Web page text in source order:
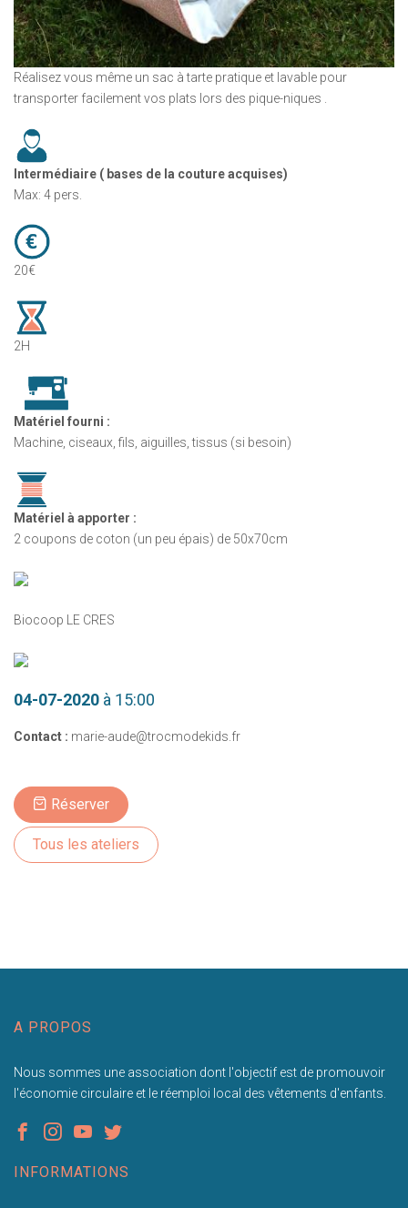
Réalisez vous même un sac à tarte pratique et lavable pour
transporter facilement vos plats lors des pique-niques .
Intermédiaire ( bases de la couture acquises)
Max: 4 pers.
20€
2H
Matériel fourni :
Machine, ciseaux, fils, aiguilles, tissus (si besoin)
Matériel à apporter :
2 coupons de coton (un peu épais) de 50x70cm
Biocoop LE CRES
04-07-2020 à 15:00
Contact : marie-aude@trocmodekids.fr
Réserver
Tous les ateliers
A PROPOS
Nous sommes une association dont l'objectif est de promouvoir
l'économie circulaire et le réemploi local des vêtements d'enfants.
INFORMATIONS